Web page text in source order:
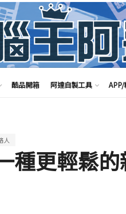
酷品開箱 阿達自製工具
人
種更輕鬆的